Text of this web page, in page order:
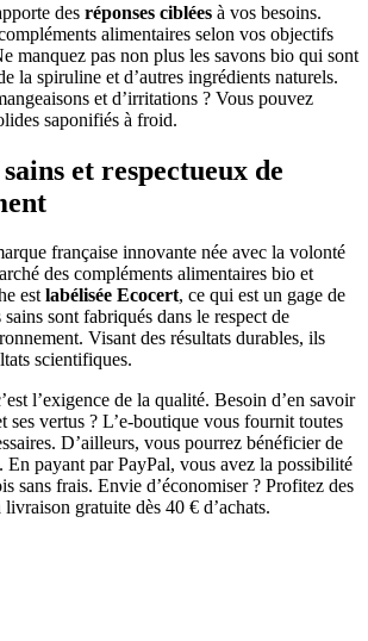
des réponses ciblées à vos besoins.
alimentaires selon vos objectifs
manquez pas non plus les savons bio qui sont
la spiruline et d’autres ingrédients naturels.
et d’irritations ? Vous pouvez
saponifiés à froid.
et respectueux de
française innovante née avec la volonté
des compléments alimentaires bio et
estlabélisée Ecocert, ce qui est un gage de
sont fabriqués dans le respect de
Visant des résultats durables, ils
scientifiques.
l’exigence de la qualité. Besoin d’en savoir
ses vertus ? L’e-boutique vous fournit toutes
D’ailleurs, vous pourrez bénéficier de
. En payant par PayPal, vous avez la possibilité
sans frais. Envie d’économiser ? Profitez des
gratuite dès 40 € d’achats.